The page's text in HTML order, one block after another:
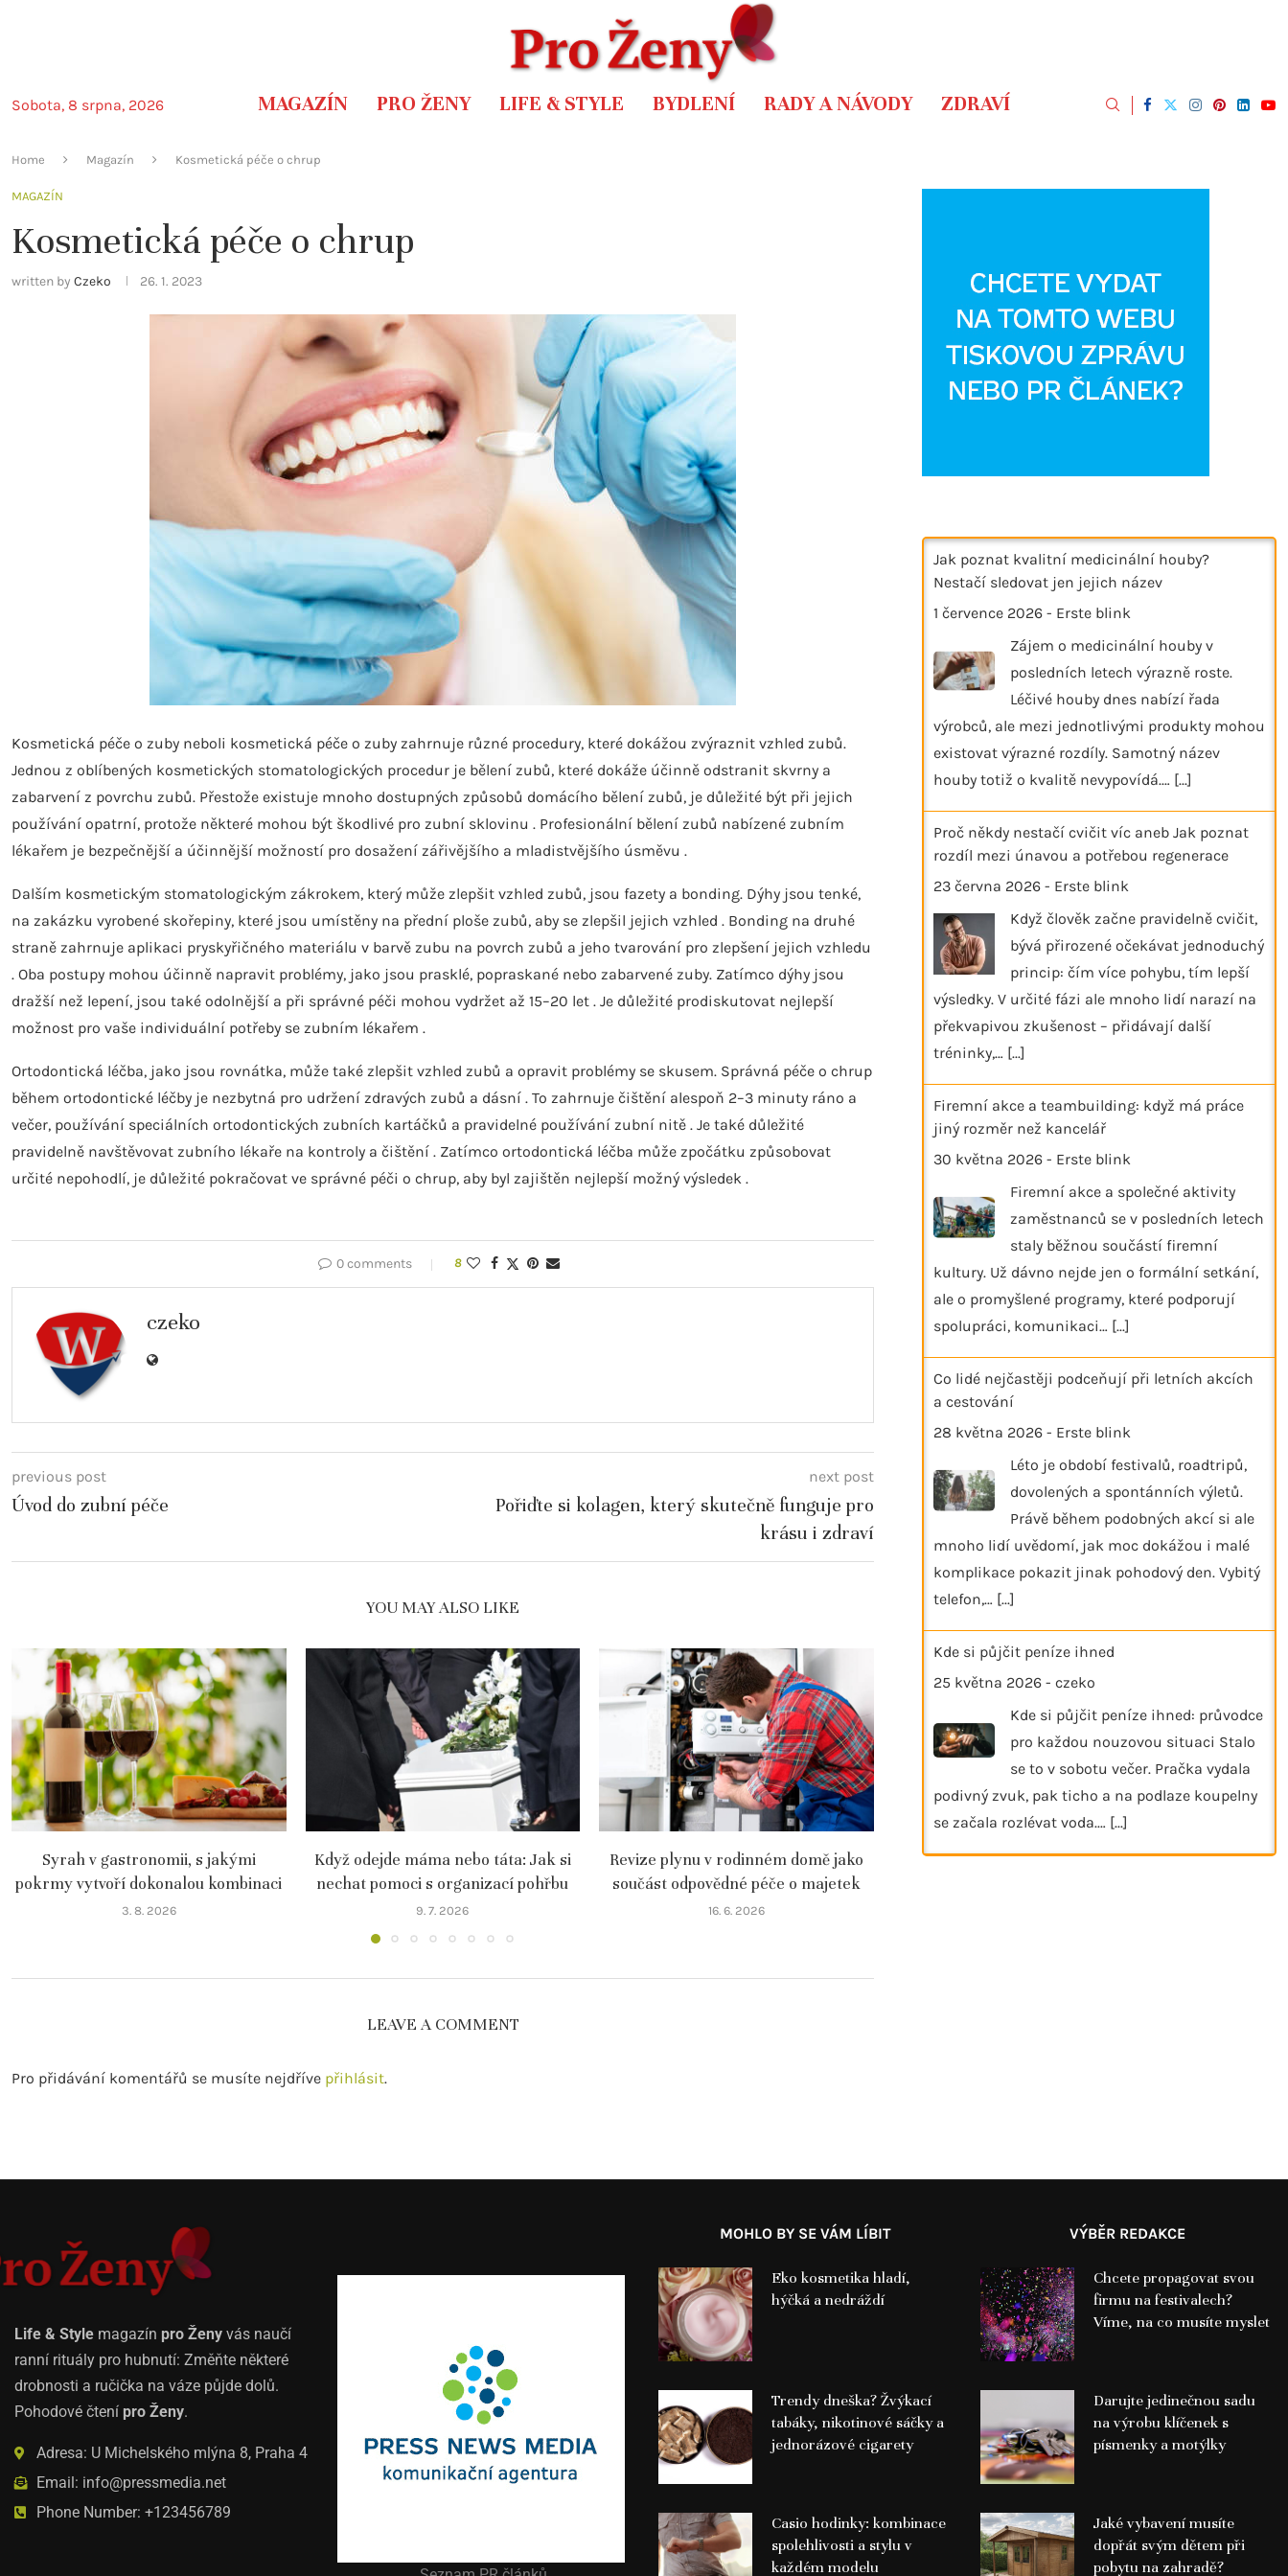
Sobota, 8 srpna, 2026 MAGAZÍN PRO ŽENY LIFE & STYLE BYDLENÍ RADY A NÁVODY ZDRAVÍ
Home Magazín Kosmetická péče o chrup
MAGAZÍN
Kosmetická péče o chrup
written by Czeko 26. 1. 2023
Kosmetická péče o zuby neboli kosmetická péče o zuby zahrnuje různé procedury, které dokážou zvýraznit vzhled zubů.
Jednou z oblíbených kosmetických stomatologických procedur je bělení zubů, které dokáže účinně odstranit skvrny a
zabarvení z povrchu zubů. Přestože existuje mnoho dostupných způsobů domácího bělení zubů, je důležité být při jejich
používání opatrní, protože některé mohou být škodlivé pro zubní sklovinu . Profesionální bělení zubů nabízené zubním
lékařem je bezpečnější a účinnější možností pro dosažení zářivějšího a mladistvějšího úsměvu .
Dalším kosmetickým stomatologickým zákrokem, který může zlepšit vzhled zubů, jsou fazety a bonding. Dýhy jsou tenké,
na zakázku vyrobené skořepiny, které jsou umístěny na přední ploše zubů, aby se zlepšil jejich vzhled . Bonding na druhé
straně zahrnuje aplikaci pryskyřičného materiálu v barvě zubu na povrch zubů a jeho tvarování pro zlepšení jejich vzhledu
. Oba postupy mohou účinně napravit problémy, jako jsou prasklé, popraskané nebo zabarvené zuby. Zatímco dýhy jsou
dražší než lepení, jsou také odolnější a při správné péči mohou vydržet až 15–20 let . Je důležité prodiskutovat nejlepší
možnost pro vaše individuální potřeby se zubním lékařem .
Ortodontická léčba, jako jsou rovnátka, může také zlepšit vzhled zubů a opravit problémy se skusem. Správná péče o chrup
během ortodontické léčby je nezbytná pro udržení zdravých zubů a dásní . To zahrnuje čištění alespoň 2–3 minuty ráno a
večer, používání speciálních ortodontických zubních kartáčků a pravidelné používání zubní nitě . Je také důležité
pravidelně navštěvovat zubního lékaře na kontroly a čištění . Zatímco ortodontická léčba může zpočátku způsobovat
určité nepohodlí, je důležité pokračovat ve správné péči o chrup, aby byl zajištěn nejlepší možný výsledek .
0 comments 8
czeko
previous post
Úvod do zubní péče
next post
Pořiďte si kolagen, který skutečně funguje pro
krásu i zdraví
YOU MAY ALSO LIKE
Syrah v gastronomii, s jakými
pokrmy vytvoří dokonalou kombinaci
3. 8. 2026
Když odejde máma nebo táta: Jak si
nechat pomoci s organizací pohřbu
9. 7. 2026
Revize plynu v rodinném domě jako
součást odpovědné péče o majetek
16. 6. 2026
Romantický pobyt na horách jako
Náramky
LEAVE A COMMENT
Pro přidávání komentářů se musíte nejdříve přihlásit.
Jak poznat kvalitní medicinální houby?
Nestačí sledovat jen jejich název
1 července 2026 - Erste blink
Zájem o medicinální houby v
posledních letech výrazně roste.
Léčivé houby dnes nabízí řada
výrobců, ale mezi jednotlivými produkty mohou
existovat výrazné rozdíly. Samotný název
houby totiž o kvalitě nevypovídá.… [...]
Proč někdy nestačí cvičit víc aneb Jak poznat
rozdíl mezi únavou a potřebou regenerace
23 června 2026 - Erste blink
Když člověk začne pravidelně cvičit,
bývá přirozené očekávat jednoduchý
princip: čím více pohybu, tím lepší
výsledky. V určité fázi ale mnoho lidí narazí na
překvapivou zkušenost – přidávají další
tréninky,… [...]
Firemní akce a teambuilding: když má práce
jiný rozměr než kancelář
30 května 2026 - Erste blink
Firemní akce a společné aktivity
zaměstnanců se v posledních letech
staly běžnou součástí firemní
kultury. Už dávno nejde jen o formální setkání,
ale o promyšlené programy, které podporují
spolupráci, komunikaci… [...]
Co lidé nejčastěji podceňují při letních akcích
a cestování
28 května 2026 - Erste blink
Léto je období festivalů, roadtripů,
dovolených a spontánních výletů.
Právě během podobných akcí si ale
mnoho lidí uvědomí, jak moc dokážou i malé
komplikace pokazit jinak pohodový den. Vybitý
telefon,… [...]
Kde si půjčit peníze ihned
25 května 2026 - czeko
Kde si půjčit peníze ihned: průvodce
pro každou nouzovou situaci Stalo
se to v sobotu večer. Pračka vydala
podivný zvuk, pak ticho a na podlaze koupelny
se začala rozlévat voda.… [...]
Life & Style magazín pro Ženy vás naučí
ranní rituály pro hubnutí: Změňte některé
drobnosti a ručička na váze půjde dolů.
Pohodové čtení pro Ženy.
Adresa: U Michelského mlýna 8, Praha 4
Email: info@pressmedia.net
Phone Number: +123456789
MOHLO BY SE VÁM LÍBIT
Eko kosmetika hladí,
hýčká a nedráždí
Trendy dneška? Žvýkací
tabáky, nikotinové sáčky a
jednorázové cigarety
Casio hodinky: kombinace
spolehlivosti a stylu v
každém modelu
VÝBĚR REDAKCE
Chcete propagovat svou
firmu na festivalech?
Víme, na co musíte myslet
Darujte jedinečnou sadu
na výrobu klíčenek s
písmenky a motýlky
Jaké vybavení musíte
dopřát svým dětem při
pobytu na zahradě?